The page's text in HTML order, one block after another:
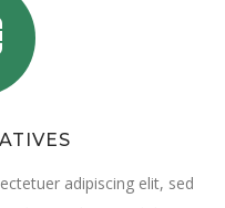
adipiscing elit, sed